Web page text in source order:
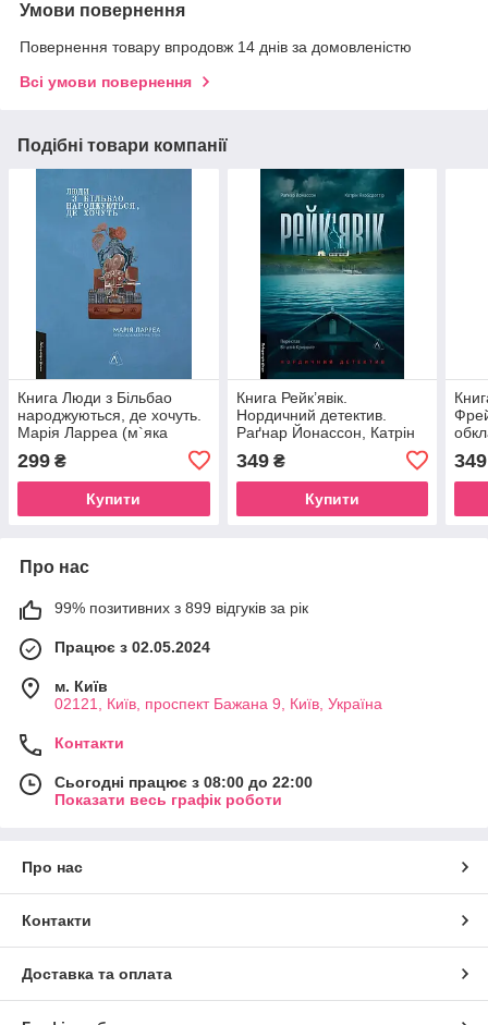
Умови повернення
Повернення товару впродовж 14 днів за домовленістю
Всі умови повернення
Подібні товари компанії
Книга Люди з Більбао
народжуються, де хочуть.
Марія Ларреа (м`яка
обкладинка) (українською)
299 ₴
Купити
Книга Рейк’явік.
Нордичний детектив.
Раґнар Йонассон, Катрін
обкладинка) (українською)
349₴
Купити
349
Про нас
99% позитивних з 899 відгуків за рік
Працює з 02.05.2024
м. Київ
02121, Київ, проспект Бажана 9, Київ, Україна
Контакти
Сьогодні працює з 08:00 до 22:00
Показати весь графік роботи
Про нас
Контакти
Доставка та оплата